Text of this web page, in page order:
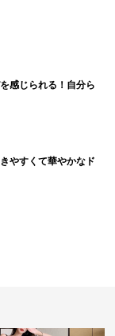
感じられる！自分ら
やすくて華やかなド